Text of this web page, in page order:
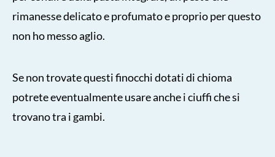
rimanesse delicato e profumato e proprio per questo
non ho messo aglio.
Se non trovate questi finocchi dotati di chioma
potrete eventualmente usare anche i ciuffi che si
trovano tra i gambi.